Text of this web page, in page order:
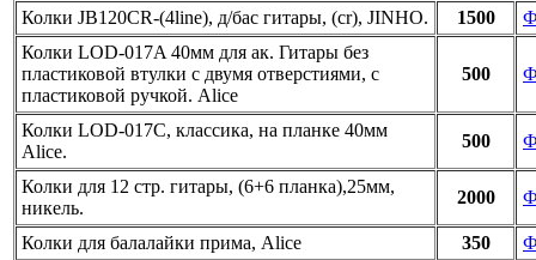
Колки JB120CR-(4line), д/бас гитары, (cr), JINHO. 1500
Колки LOD-017A 40мм для ак. Гитары без
пластиковой втулки с двумя отверстиями, с
пластиковой ручкой. Alice
500
Колки LOD-017C, классика, на планке 40мм
Alice.
500
Колки для 12 стр. гитары, (6+6 планка),25мм,
никель.
2000
Колки для балалайки прима, Alice 350